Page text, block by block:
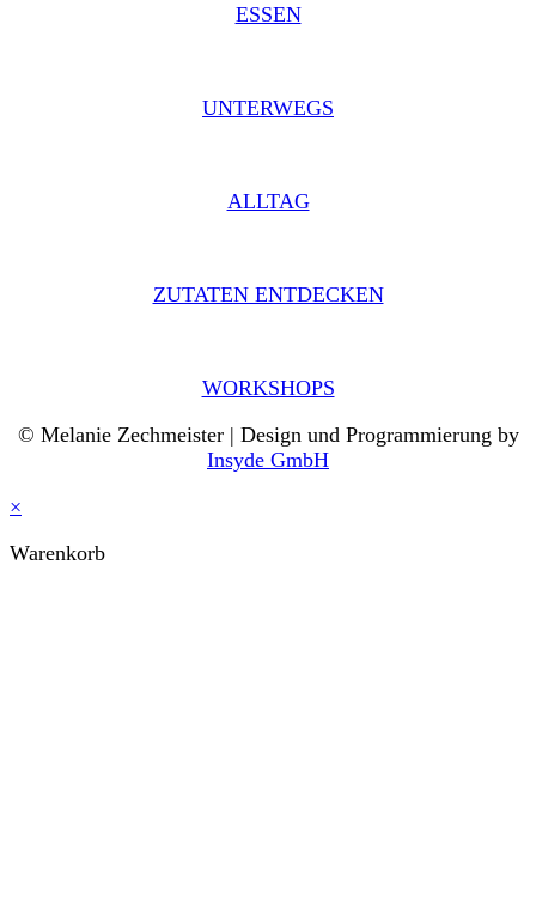
ESSEN
UNTERWEGS
ALLTAG
ZUTATEN ENTDECKEN
WORKSHOPS
© Melanie Zechmeister | Design und Programmierung by
Insyde GmbH
×
Warenkorb